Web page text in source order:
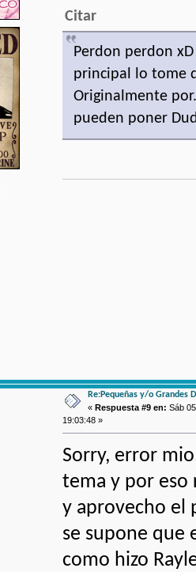
Citar
Perdon perdon
principal lo tome
Originalmente
pueden poner
Re:Pequeñas y/o Grandes
« Respuesta #9 en: Sáb
19:03:48 »
Sorry, error
tema y por eso
y aprovecho el
se supone que
como hizo